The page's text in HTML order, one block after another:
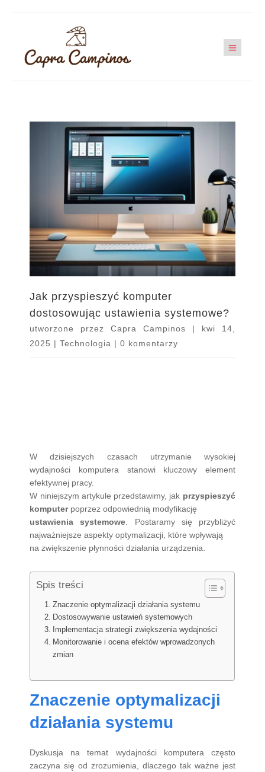
Jak przyspieszyć komputer
dostosowując ustawienia systemowe?
utworzone przezCapra Campinos | kwi 14,
2025 |Technologia |0 komentarzy
W dzisiejszych czasach utrzymanie wysokiej
wydajności komputera stanowi kluczowy element
efektywnej pracy.
W niniejszym artykule przedstawimy, jak przyspieszyć
komputerpoprzez odpowiednią modyfikację
ustawienia systemowe . Postaramy się przybliżyć
najważniejsze aspekty optymalizacji, które wpływają
na zwiększenie płynności działania urządzenia.
Spis treści
Znaczenie optymalizacji działania systemu
Dostosowywanie ustawień systemowych
Implementacja strategii zwiększenia wydajności
Monitorowanie i ocena efektów wprowadzonych
zmian
Znaczenie optymalizacji
działania systemu
Dyskusja na temat wydajności komputera często
zaczyna się od zrozumienia, dlaczego tak ważne jest